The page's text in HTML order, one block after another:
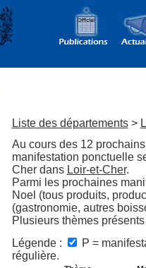
Liste des départements>
Au cours des 12
manifestation ponctuelle
Cher dans Loir-et-Cher.
Parmi les prochaines
Noel (tous produits,
(gastronomie, autres
Plusieurs thèmes
Légende :
P =
régulière.